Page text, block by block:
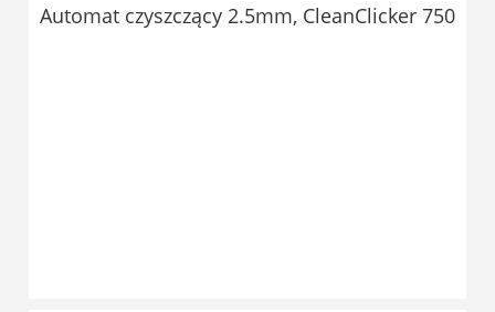
Automat czyszczący 2.5mm, CleanClicker 750